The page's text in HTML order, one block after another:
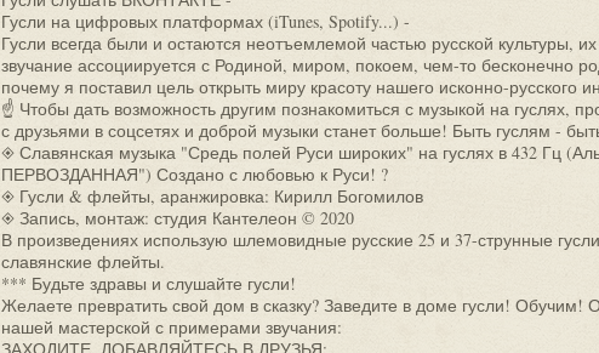
Гусли на цифровых платформах (iTunes, Spotify...) -
Гусли всегда были и остаются неотъемлемой частью русской культуры,
звучание ассоциируется с Родиной, миром, покоем, чем-то бесконечно
почему я поставил цель открыть миру красоту нашего исконно-русского
☝ Чтобы дать возможность другим познакомиться с музыкой на гуслях,
с друзьями в соцсетях и доброй музыки станет больше! Быть гуслям -
◈ Славянская музыка "Средь полей Руси широких" на гуслях в 432 Гц
ПЕРВОЗДАННАЯ") Создано с любовью к Руси! ?
◈ Гусли & флейты, аранжировка: Кирилл Богомилов
◈ Запись, монтаж: студия Кантелеон © 2020
В произведениях использую шлемовидные русские 25 и 37-струнные
славянские флейты.
*** Будьте здравы и слушайте гусли!
Желаете превратить свой дом в сказку? Заведите в доме гусли! Обучим!
нашей мастерской с примерами звучания: